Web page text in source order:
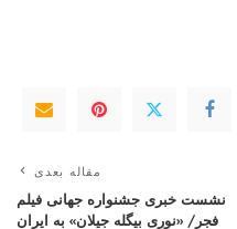
مقاله بعدی
نشست خبری جشنواره جهانی فیلم
فجر/ «نوری بیگله جیلان» به ایران